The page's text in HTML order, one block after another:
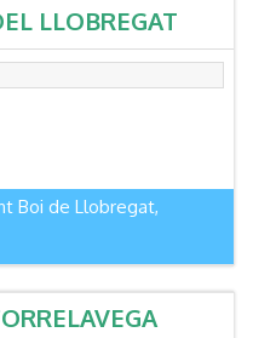
LLOBREGAT
Boi de Llobregat,